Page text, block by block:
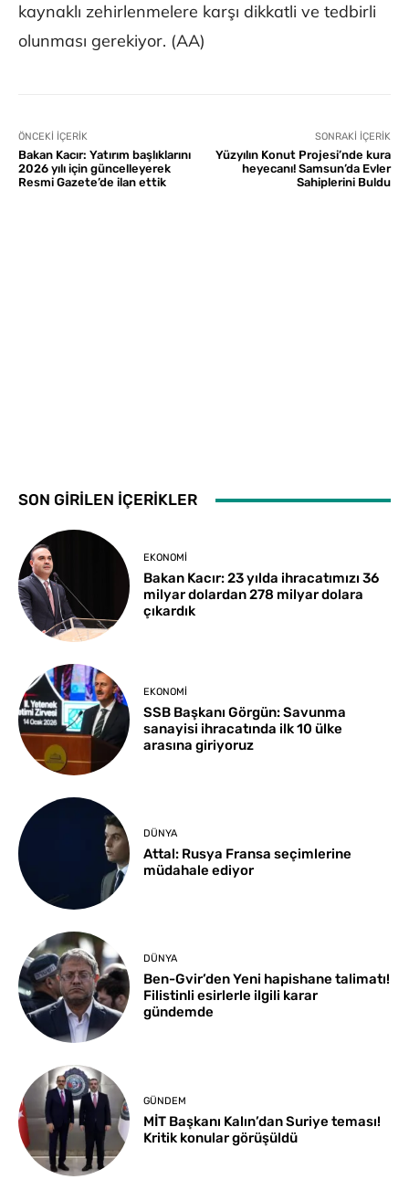
kaynaklı zehirlenmelere karşı dikkatli ve tedbirli
olunması gerekiyor. (AA)
ÖNCEKI İÇERIK
Bakan Kacır: Yatırım başlıklarını
2026 yılı için güncelleyerek
Resmi Gazete’de ilan ettik
SONRAKI İÇERIK
Yüzyılın Konut Projesi’nde kura
heyecanı! Samsun’da Evler
Sahiplerini Buldu
SON GİRİLEN İÇERİKLER
EKONOMI
Bakan Kacır: 23 yılda ihracatımızı 36
milyar dolardan 278 milyar dolara
çıkardık
EKONOMI
SSB Başkanı Görgün: Savunma
sanayisi ihracatında ilk 10 ülke
arasına giriyoruz
DÜNYA
Attal: Rusya Fransa seçimlerine
müdahale ediyor
DÜNYA
Ben-Gvir’den Yeni hapishane talimatı!
Filistinli esirlerle ilgili karar
gündemde
GÜNDEM
MİT Başkanı Kalın’dan Suriye teması!
Kritik konular görüşüldü